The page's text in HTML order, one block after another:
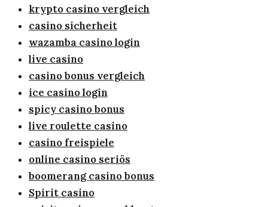
krypto casino vergleich
casino sicherheit
wazamba casino login
live casino
casino bonus vergleich
ice casino login
spicy casino bonus
live roulette casino
casino freispiele
online casino seriös
boomerang casino bonus
Spirit casino